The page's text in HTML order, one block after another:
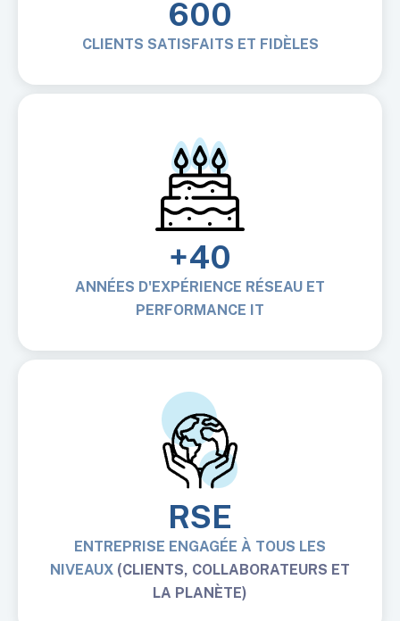
600
CLIENTS SATISFAITS ET FIDÈLES
+40
ANNÉES D'EXPÉRIENCE RÉSEAU ET
PERFORMANCE IT
RSE
ENTREPRISE ENGAGÉE À TOUS LES
NIVEAUX (CLIENTS, COLLABORATEURS ET
LA PLANÈTE)